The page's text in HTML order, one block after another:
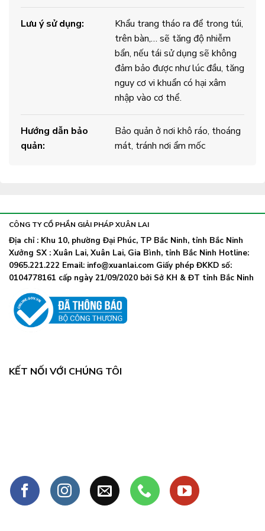
Lưu ý sử dụng:
Khẩu trang tháo ra để trong túi,
trên bàn,… sẽ tăng độ nhiễm
bẩn, nếu tái sử dụng sẽ không
đảm bảo được như lúc đầu, tăng
nguy cơ vi khuẩn có hại xâm
nhập vào cơ thể.
Hướng dẫn bảo
quản:
Bảo quản ở nơi khô ráo, thoáng
mát, tránh nơi ẩm mốc
CÔNG TY CỔ PHẦN GIẢI PHÁP XUÂN LAI
Địa chỉ : Khu 10, phường Đại Phúc, TP Bắc Ninh, tỉnh Bắc Ninh
Xưởng SX : Xuân Lai, Xuân Lai, Gia Bình, tỉnh Bắc Ninh Hotline:
0965.221.222 Email: info@xuanlai.com Giấy phép ĐKKD số:
0104778161 cấp ngày 21/09/2020 bởi Sở KH & ĐT tỉnh Bắc Ninh
KẾT NỐI VỚI CHÚNG TÔI